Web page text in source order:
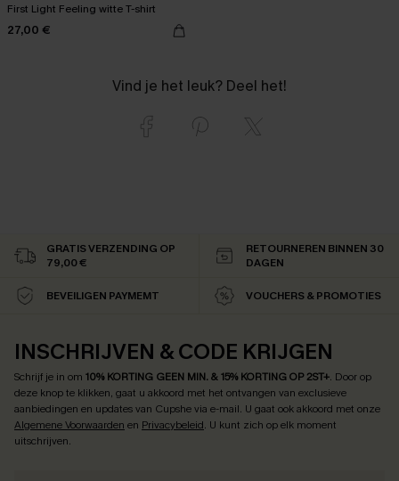
First Light Feeling witte T-shirt
27,00 €
Vind je het leuk? Deel het!
GRATIS VERZENDING OP
79,00 €
RETOURNEREN BINNEN 30
DAGEN
BEVEILIGEN PAYMEMT VOUCHERS & PROMOTIES
INSCHRIJVEN & CODE KRIJGEN
Schrijf je in om 10% KORTING GEEN MIN. & 15% KORTING OP 2ST+. Door op
deze knop te klikken, gaat u akkoord met het ontvangen van exclusieve
aanbiedingen en updates van Cupshe via e-mail. U gaat ook akkoord met onze
Algemene Voorwaarden en Privacybeleid. U kunt zich op elk moment
uitschrijven.